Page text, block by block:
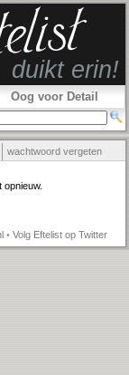
Oog voor Detail
wachtwoord vergeten
opnieuw.
• Volg Eftelist op Twitter